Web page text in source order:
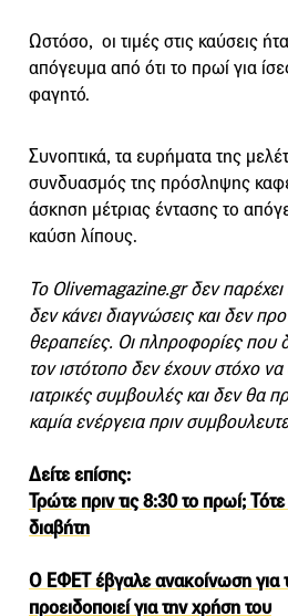
Ωστόσο, οι τιμές στις καύσεις
απόγευμα από ότι το πρωί για
φαγητό.
Συνοπτικά, τα ευρήματα της
συνδυασμός της πρόσληψης
άσκηση μέτριας έντασης το
καύση λίπους.
Το Olivemagazine.gr δεν παρέχει
δεν κάνει διαγνώσεις και δεν
θεραπείες. Οι πληροφορίες που
τον ιστότοπο δεν έχουν στόχο να
ιατρικές συμβουλές και δεν θα
καμία ενέργεια πριν
Δείτε επίσης:
Τρώτε πριν τις 8:30 το πρωί;
διαβήτη
Ο ΕΦΕΤ έβγαλε ανακοίνωση για
προειδοποιεί για την χρήση του